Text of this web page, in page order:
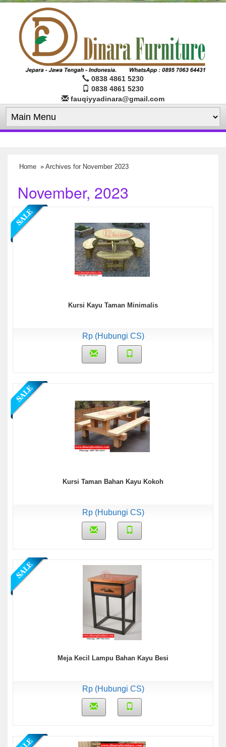
0838 4861 5230
0838 4861 5230
fauqiyyadinara@gmail.com
Home » Archives for November 2023
November, 2023
Kursi Kayu Taman Minimalis
Rp (Hubungi CS)
Kursi Taman Bahan Kayu Kokoh
Rp (Hubungi CS)
Meja Kecil Lampu Bahan Kayu Besi
Rp (Hubungi CS)